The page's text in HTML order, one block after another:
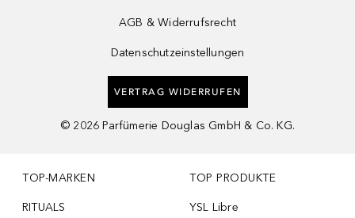
AGB & Widerrufsrecht
Datenschutzeinstellungen
VERTRAG WIDERRUFEN
© 2026 Parfümerie Douglas GmbH & Co. KG.
TOP-MARKEN
RITUALS
TOP PRODUKTE
YSL Libre